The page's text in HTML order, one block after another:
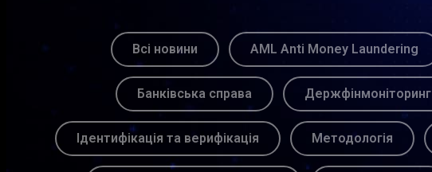
Всі новини AML Anti Money Laundering
Банківська справа Держфінмоніторинг
Ідентифікація та верифікація Методологія